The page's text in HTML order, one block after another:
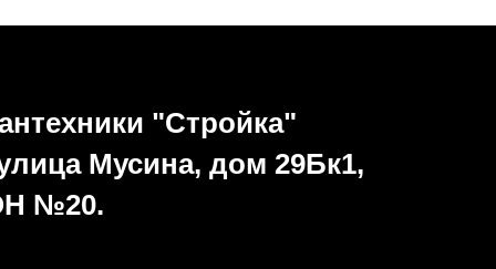
"Стройка"
Мусина, дом 29Бк1,
№20.